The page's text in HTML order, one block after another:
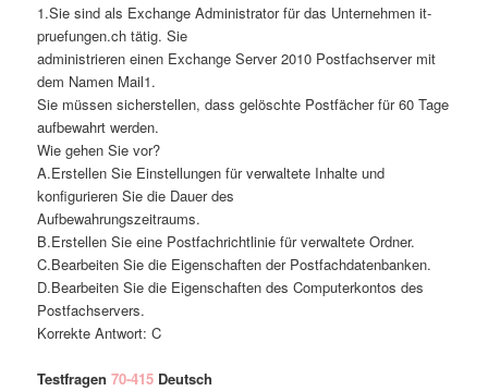
1.Sie sind als Exchange Administrator für das Unternehmen it-
pruefungen.ch tätig. Sie
administrieren einen Exchange Server 2010 Postfachserver mit
dem Namen Mail1.
Sie müssen sicherstellen, dass gelöschte Postfächer für 60 Tage
aufbewahrt werden.
Wie gehen Sie vor?
A.Erstellen Sie Einstellungen für verwaltete Inhalte und
konfigurieren Sie die Dauer des
Aufbewahrungszeitraums.
B.Erstellen Sie eine Postfachrichtlinie für verwaltete Ordner.
C.Bearbeiten Sie die Eigenschaften der Postfachdatenbanken.
D.Bearbeiten Sie die Eigenschaften des Computerkontos des
Postfachservers.
Korrekte Antwort: C
Testfragen70-415 Deutsch